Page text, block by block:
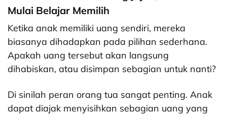
Mulai Belajar Memilih
Ketika anak memiliki uang sendiri, mereka
biasanya dihadapkan pada pilihan sederhana.
Apakah uang tersebut akan langsung
dihabiskan, atau disimpan sebagian untuk nanti?
Di sinilah peran orang tua sangat penting. Anak
dapat diajak menyisihkan sebagian uang yang